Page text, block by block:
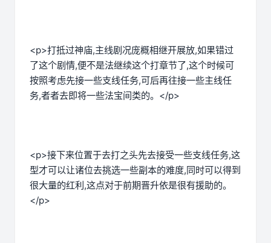
<p>打抵过神庙,主线剧况庞概相继开展放,如果错过
了这个剧情,便不是法继续这个打章节了,这个时候可
按照考虑先接一些支线任务,可后再往接一些主线任
务,者者去即将一些法宝间类的。</p>
<p>接下来位置于去打之头先去接受一些支线任务,这
型才可以让诸位去挑选一些副本的难度,同时可以得到
很大量的红利,这点对于前期晋升依是很有援助的。
</p>